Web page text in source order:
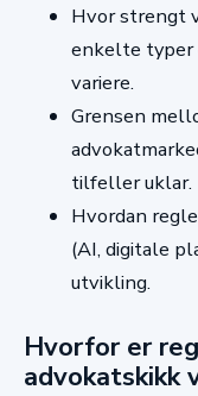
Hvor strengt
enkelte typer
variere.
Grensen
tilfeller uklar.
Hvordan
(AI, digitale
utvikling.
Hvorfor er
advokatskikk